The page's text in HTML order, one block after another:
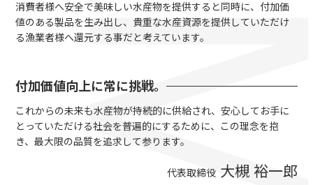
消費者様へ安全で美味しい水産物を提供すると同時に、付加価
値のある製品を生み出し、貴重な水産資源を提供していただけ
る漁業者様へ還元する事だと考えています。
付加価値向上に常に挑戦。
これからの未来も水産物が持続的に供給され、安心してお手に
とっていただける社会を普遍的にするために、この理念を抱
き、最大限の品質を追求して参ります。
代表取締役大槻 裕一郎